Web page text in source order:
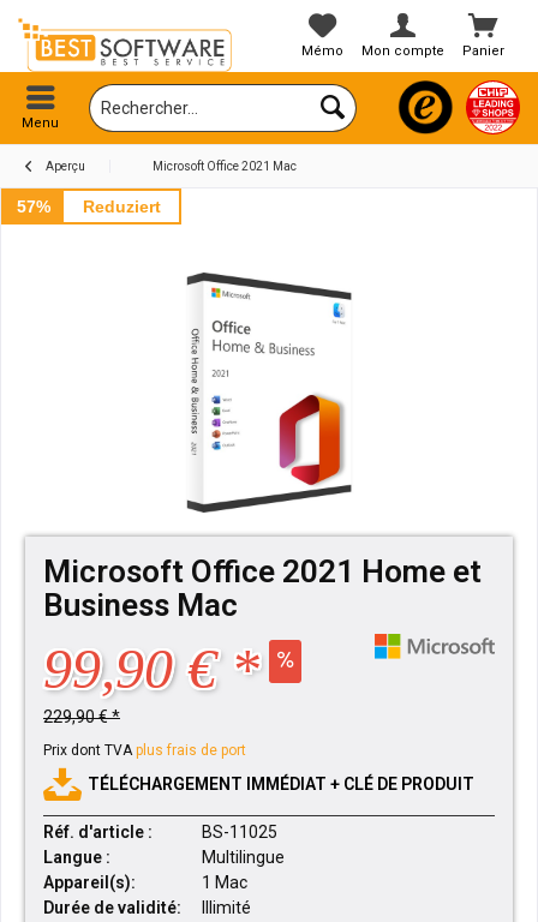
Panier
Mémo Mon compte
Menu
Aperçu Microsoft Office 2021 Mac
57% Reduziert
Microsoft Office 2021 Home et
Business Mac
99,90 € *
229,90 € *
Prix dont TVAplus frais de port
TÉLÉCHARGEMENT IMMÉDIAT + CLÉ DE PRODUIT
Réf. d'article :
BS-11025
Langue :
Multilingue
Appareil(s):
1 Mac
Durée de validité:
Illimité